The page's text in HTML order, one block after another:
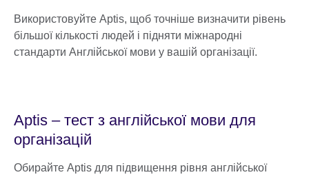
Використовуйте Aptis, щоб точніше визначити рівень
більшої кількості людей і підняти міжнародні
стандарти Англійської мови у вашій організації.
Aptis – тест з англійської мови для
організацій
Обирайте Aptis для підвищення рівня англійської